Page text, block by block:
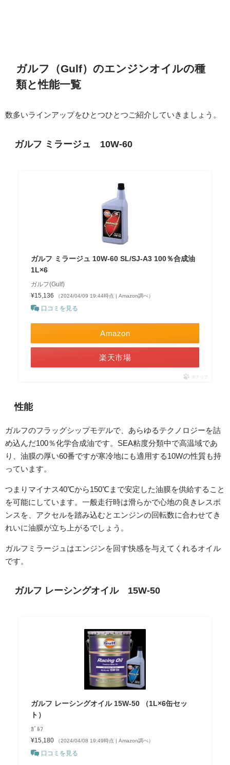
ガルフ（Gulf）のエンジンオイルの種
類と性能一覧
数多いラインアップをひとつひとつご紹介していきましょう。
ガルフ ミラージュ 10W-60
ガルフ ミラージュ 10W-60 SL/SJ-A3 100％合成油
1L×6
ガルフ(Gulf)
¥15,136
（2024/04/09 19:44時点 | Amazon調べ）
口コミを見る
Amazon
楽天市場
ポチップ
性能
ガルフのフラッグシップモデルで、あらゆるテクノロジーを詰
め込んだ100％化学合成油です。SEA粘度分類中で高温域であ
り、油膜の厚い60番ですが寒冷地にも適用する10Wの性質も持
っています。
つまりマイナス40℃から150℃まで安定した油膜を供給すること
を可能にしています。一般走行時は滑らかで心地の良きレスポ
ンスを、アクセルを踏み込むとエンジンの回転数に合わせてき
れいに油膜が立ち上がるでしょう。
ガルフミラージュはエンジンを回す快感を与えてくれるオイル
です。
ガルフ レーシングオイル 15W-50
ガルフ レーシングオイル 15W-50 （1L×6缶セッ
ト）
ｶﾞﾙﾌ
¥15,180
（2024/04/08 19:49時点 | Amazon調べ）
口コミを見る